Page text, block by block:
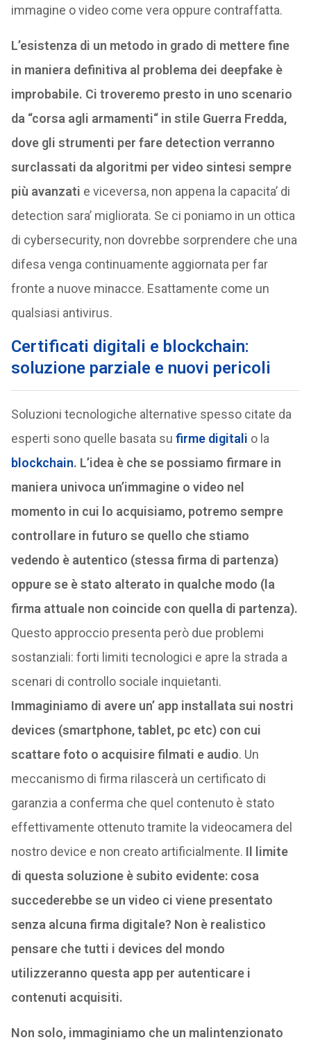
immagine o video come vera oppure contraffatta.
L’esistenza di un metodo in grado di mettere fine
in maniera definitiva al problema dei deepfake è
improbabile. Ci troveremo presto in uno scenario
da “corsa agli armamenti“ in stile Guerra Fredda,
dove gli strumenti per fare detection verranno
surclassati da algoritmi per video sintesi sempre
più avanzati e viceversa, non appena la capacita’ di
detection sara’ migliorata. Se ci poniamo in un ottica
di cybersecurity, non dovrebbe sorprendere che una
difesa venga continuamente aggiornata per far
fronte a nuove minacce. Esattamente come un
qualsiasi antivirus.
Certificati digitali e blockchain:
soluzione parziale e nuovi pericoli
Soluzioni tecnologiche alternative spesso citate da
esperti sono quelle basata su firme digitali o la
blockchain. L’idea è che se possiamo firmare in
maniera univoca un’immagine o video nel
momento in cui lo acquisiamo, potremo sempre
controllare in futuro se quello che stiamo
vedendo è autentico (stessa firma di partenza)
oppure se è stato alterato in qualche modo (la
firma attuale non coincide con quella di partenza).
Questo approccio presenta però due problemi
sostanziali: forti limiti tecnologici e apre la strada a
scenari di controllo sociale inquietanti.
Immaginiamo di avere un’ app installata sui nostri
devices (smartphone, tablet, pc etc) con cui
scattare foto o acquisire filmati e audio. Un
meccanismo di firma rilascerà un certificato di
garanzia a conferma che quel contenuto è stato
effettivamente ottenuto tramite la videocamera del
nostro device e non creato artificialmente. Il limite
di questa soluzione è subito evidente: cosa
succederebbe se un video ci viene presentato
senza alcuna firma digitale? Non è realistico
pensare che tutti i devices del mondo
utilizzeranno questa app per autenticare i
contenuti acquisiti.
Non solo, immaginiamo che un malintenzionato